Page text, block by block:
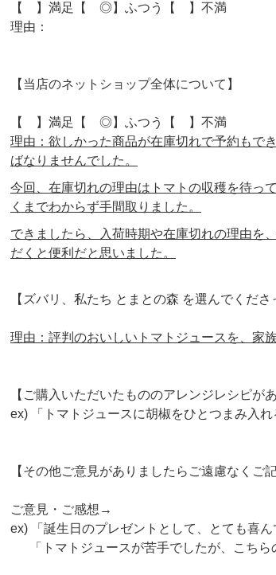
【 】満足【 ◎】ふつう【 】不満
理由：
【当店のネットショップ全体について】
【 】満足【 ◎】ふつう【 】不満
理由：欲しかった商品が在庫切れで予約もで
ばなりませんでした。
今回、在庫切れの理由はトマトの収穫を待っ
くまでわからず手間取りました。
できましたら、入荷時期や在庫切れの理由を
だくと便利だと思いました。
【ズバリ、私たち とまとの森 を選んでくださ
理由：評判のおいしいトマトジュースを、家
【ご購入いただいたもののアレンジレシピが
ex) 「トマトジュースに胡椒をひとつまみ入
【その他ご意見がありましたらご遠慮なくご
ご意見・ご感想→
ex) 「誕生日のプレゼントとして、とても喜ん
「トマトジュースが苦手でしたが、こちら